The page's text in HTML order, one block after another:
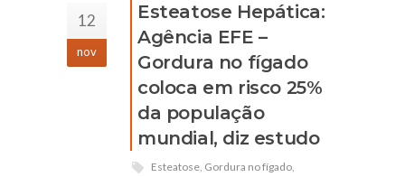
12
nov
Esteatose Hepática:
Agência EFE –
Gordura no fígado
coloca em risco 25%
da população
mundial, diz estudo
Esteatose, Gordura no fígado,